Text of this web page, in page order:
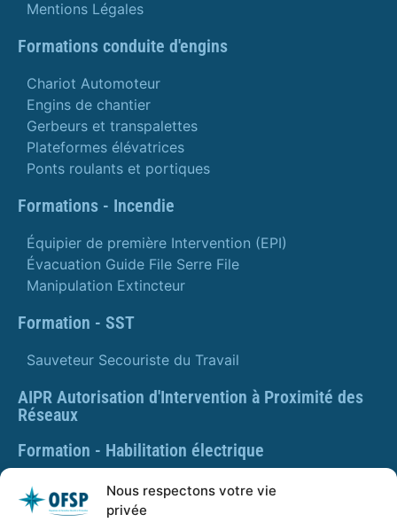
Nous respectons votre vie
privée
Mentions Légales
Formations conduite d'engins
Chariot Automoteur
Engins de chantier
Gerbeurs et transpalettes
Plateformes élévatrices
Ponts roulants et portiques
Formations - Incendie
Équipier de première Intervention (EPI)
Évacuation Guide File Serre File
Manipulation Extincteur
Formation - SST
Sauveteur Secouriste du Travail
AIPR Autorisation d'Intervention à Proximité des
Réseaux
Formation - Habilitation électrique
Formation - Gestes et postures
Formation Gestes et Postures - Prévention des TMS